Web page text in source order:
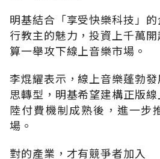
明基結合「享受快樂科技」
行教主的魅力，投資上千萬
算一舉攻下線上音樂市場。
李焜耀表示，線上音樂蓬勃
思轉型，明基希望建構正版
陸付費機制成熟後，進一步
場。
對的產業，才有競爭者加入